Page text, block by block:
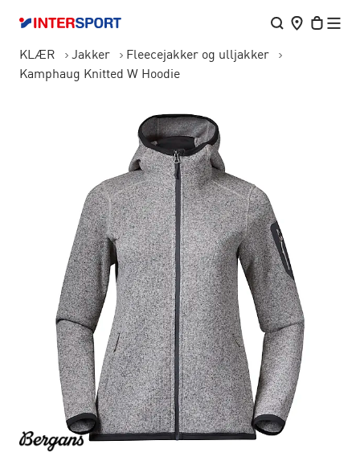
KLÆR Jakker
Fleecejakker og ulljakker
Kamphaug Knitted W Hoodie